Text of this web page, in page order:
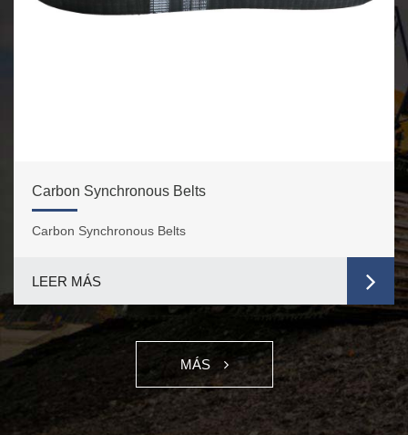
Carbon Synchronous Belts
Carbon Synchronous Belts
LEER MÁS
MÁS